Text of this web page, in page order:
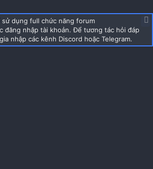
dụng full chức năng forum
đăng nhập tài khoản. Để tương tác hỏi đáp
nhập các kênh Discord hoặc Telegram.